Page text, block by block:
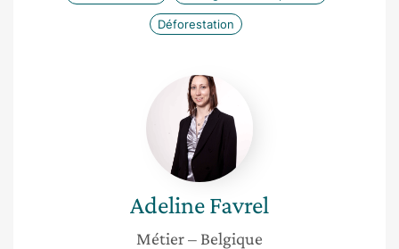
Déforestation
Adeline
Favrel
AdelineFavrel
Métier– Belgique